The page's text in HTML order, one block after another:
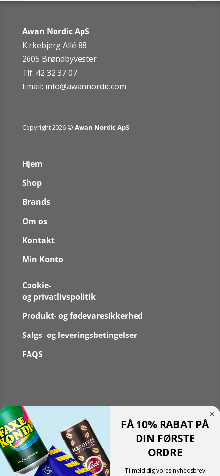
Awan Nordic ApS
Kirkebjerg Allé 88
2605 Brøndbyvester
Tlf: 42 32 37 07
Email: info@awannordic.com
Copyright 2026 © Awan Nordic ApS
Hjem
Shop
Brands
Om os
Kontakt
Min Konto
Cookie-
og privatlivspolitik
Produkt- og fødevaresikkerhed
Salgs- og leveringsbetingelser
FAQS
Translate »
Powered by
Translate
Shopping cart0
Der er ingen produkter i kurven!
FÅ 10% RABAT PÅ
DIN FØRSTE
ORDRE
Tilmeld dig vores nyhedsbrev